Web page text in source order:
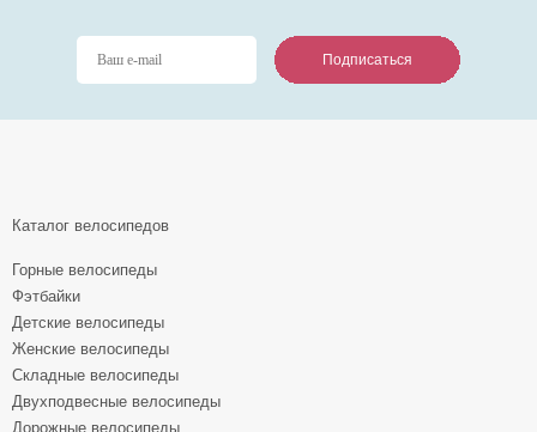
Подписаться
Подписаться
Подписаться
Каталог велосипедов
Горные велосипеды
Фэтбайки
Детские велосипеды
Женские велосипеды
Складные велосипеды
Двухподвесные велосипеды
Дорожные велосипеды